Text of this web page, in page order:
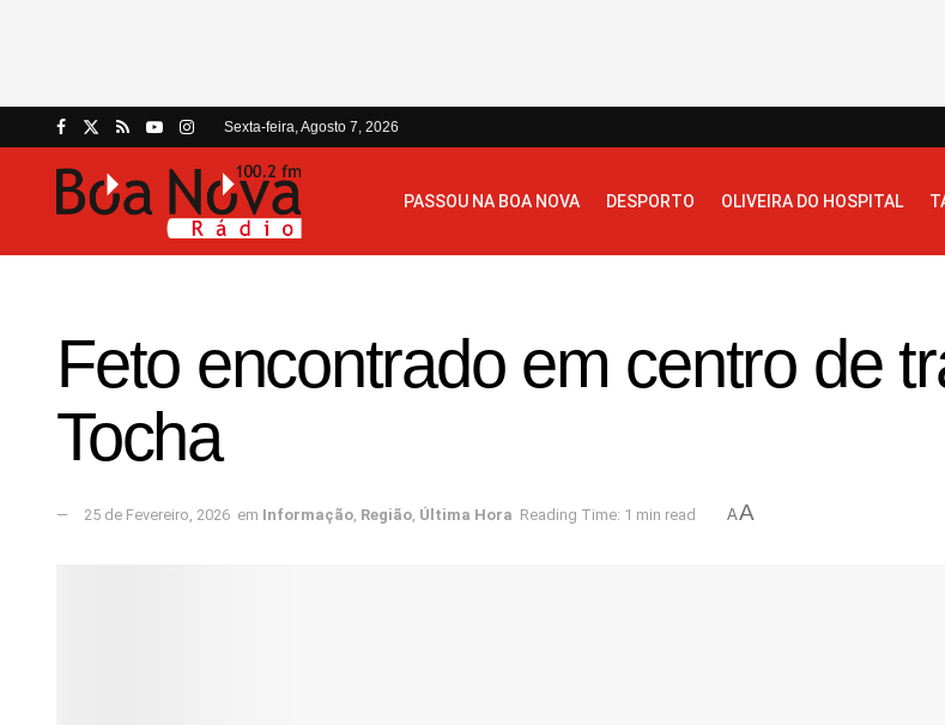
Sexta-feira, Agosto 7, 2026
PASSOU NA BOA NOVA DESPORTO OLIVEIRA DO HOSPITAL
Feto encontrado em centro de
Tocha
25 de Fevereiro, 2026 em Informação, Região, Última Hora Reading Time: 1 min read AA